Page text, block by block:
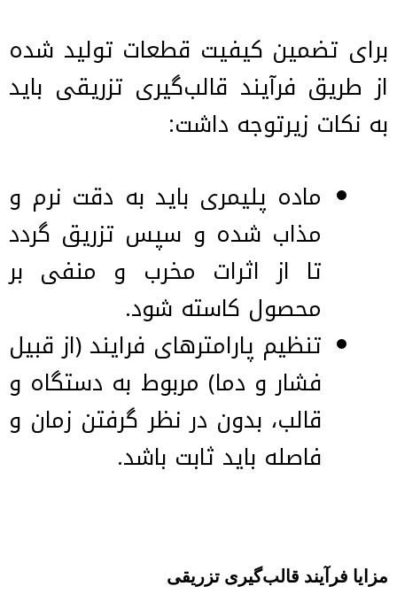
برای تضمین کیفیت قطعات تولید شده
از طریق فرآیند قالب‌گیری تزریقی باید
به نکات زیرتوجه داشت:
ماده پلیمری باید به دقت نرم و
مذاب شده و سپس تزریق گردد
تا از اثرات مخرب و منفی بر
محصول کاسته شود.
تنظیم پارامترهای فرایند (از قبیل
فشار و دما) مربوط به دستگاه و
قالب، بدون در نظر گرفتن زمان و
فاصله باید ثابت باشد.
مزایا فرآیند قالب‌گیری تزریقی